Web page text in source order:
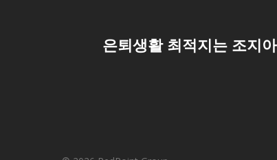
은퇴생활 최적지는 조지